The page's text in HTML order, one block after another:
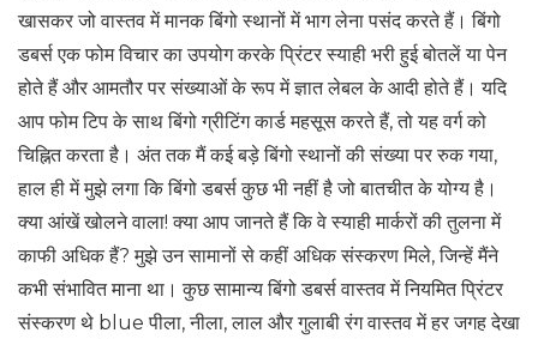
खासकर जो वास्तव में मानक बिंगो स्थानों में भाग लेना पसंद करते हैं। बिंगो
डबर्स एक फोम विचार का उपयोग करके प्रिंटर स्याही भरी हुई बोतलें या पेन
होते हैं और आमतौर पर संख्याओं के रूप में ज्ञात लेबल के आदी होते हैं। यदि
आप फोम टिप के साथ बिंगो ग्रीटिंग कार्ड महसूस करते हैं, तो यह वर्ग को
चिह्नित करता है। अंत तक मैं कई बड़े बिंगो स्थानों की संख्या पर रुक गया,
हाल ही में मुझे लगा कि बिंगो डबर्स कुछ भी नहीं है जो बातचीत के योग्य है।
क्या आंखें खोलने वाला! क्या आप जानते हैं कि वे स्याही मार्करों की तुलना में
काफी अधिक हैं? मुझे उन सामानों से कहीं अधिक संस्करण मिले, जिन्हें मैंने
कभी संभावित माना था। कुछ सामान्य बिंगो डबर्स वास्तव में नियमित प्रिंटर
संस्करण थे blue पीला, नीला, लाल और गुलाबी रंग वास्तव में हर जगह देखा